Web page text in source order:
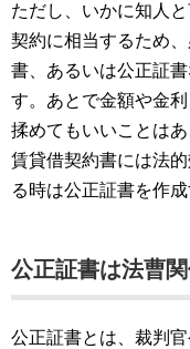
ただし、いかに知人
契約に相当するため
書、あるいは公正証
す。あとで金額や金
揉めてもいいことは
賃貸借契約書には法
る時は公正証書を作
公正証書は法曹
公正証書とは、裁判